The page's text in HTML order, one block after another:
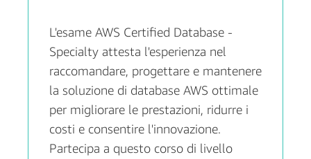
L'esame AWS Certified Database -
Specialty attesta l'esperienza nel
raccomandare, progettare e mantenere
la soluzione di database AWS ottimale
per migliorare le prestazioni, ridurre i
costi e consentire l'innovazione.
Partecipa a questo corso di livello